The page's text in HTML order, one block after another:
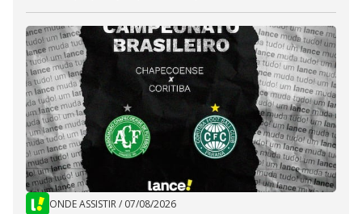
ONDE ASSISTIR/ 07/08/2026